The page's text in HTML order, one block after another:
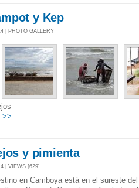
y Kep
| PHOTO GALLERY
>>
y pimienta
| VIEWS [629]
en Camboya está en el sureste